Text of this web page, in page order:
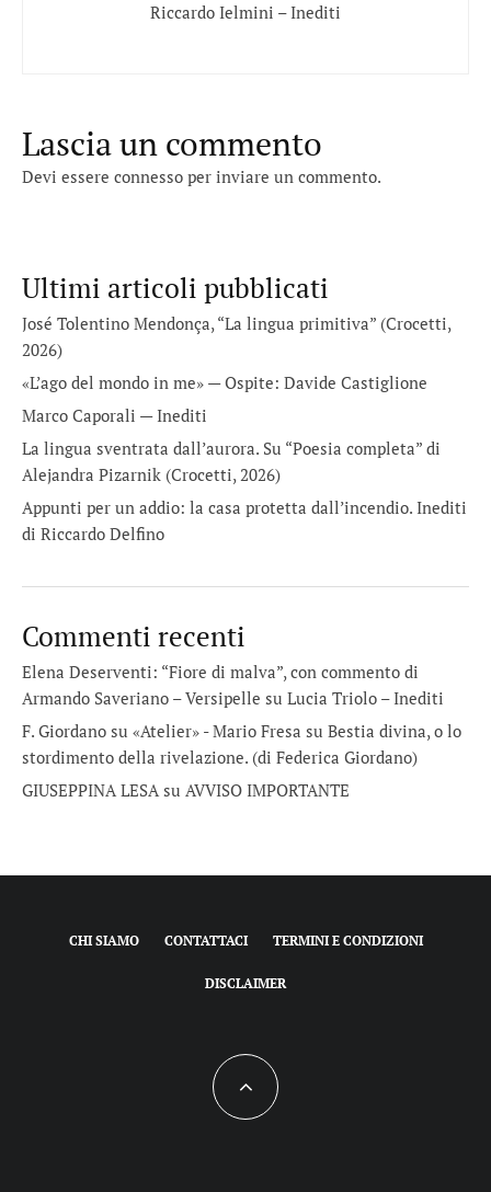
Riccardo Ielmini – Inediti
Lascia un commento
Devi essere connesso per inviare un commento.
Ultimi articoli pubblicati
José Tolentino Mendonça, “La lingua primitiva” (Crocetti,
2026)
«L’ago del mondo in me» — Ospite: Davide Castiglione
Marco Caporali — Inediti
La lingua sventrata dall’aurora. Su “Poesia completa” di
Alejandra Pizarnik (Crocetti, 2026)
Appunti per un addio: la casa protetta dall’incendio. Inediti
di Riccardo Delfino
Commenti recenti
Elena Deserventi: “Fiore di malva”, con commento di
Armando Saveriano – Versipelle su Lucia Triolo – Inediti
F. Giordano su «Atelier» - Mario Fresa su Bestia divina, o lo
stordimento della rivelazione. (di Federica Giordano)
GIUSEPPINA LESAsu AVVISO IMPORTANTE
CHI SIAMO CONTATTACI TERMINI E CONDIZIONI
DISCLAIMER